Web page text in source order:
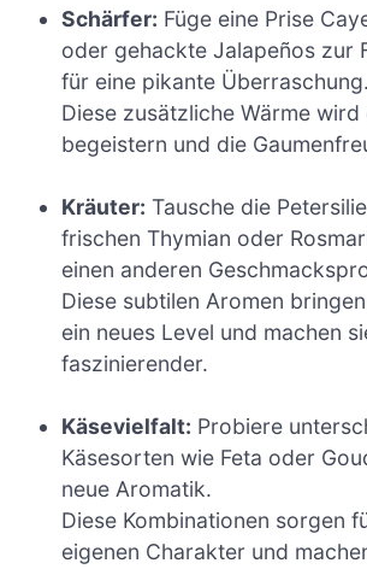
Schärfer: Füge eine Prise
oder gehackte Jalapeños zur
für eine pikante Überraschung.
Diese zusätzliche Wärme wird
begeistern und die
Kräuter: Tausche die
frischen Thymian oder
einen anderen
Diese subtilen Aromen
ein neues Level und machen
faszinierender.
Käsevielfalt: Probiere
Käsesorten wie Feta oder
neue Aromatik.
Diese Kombinationen sorgen
eigenen Charakter und